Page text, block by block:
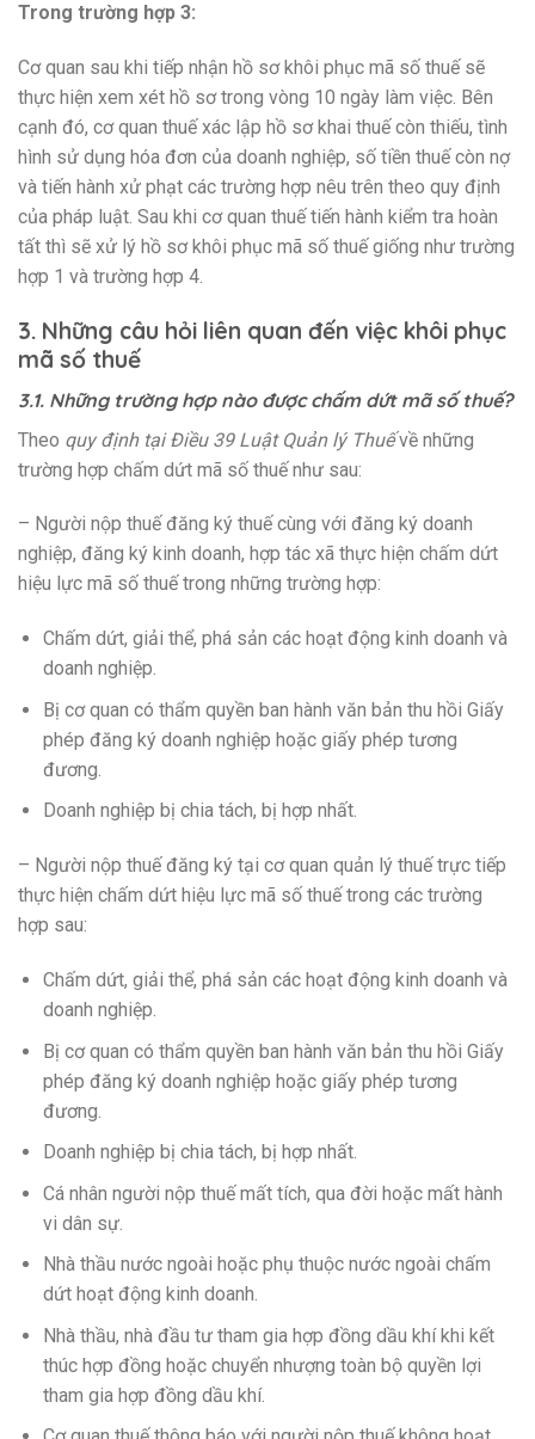
Trong trường hợp 3:
Cơ quan sau khi tiếp nhận hồ sơ khôi phục mã số thuế sẽ
thực hiện xem xét hồ sơ trong vòng 10 ngày làm việc. Bên
cạnh đó, cơ quan thuế xác lập hồ sơ khai thuế còn thiếu, tình
hình sử dụng hóa đơn của doanh nghiệp, số tiền thuế còn nợ
và tiến hành xử phạt các trường hợp nêu trên theo quy định
của pháp luật. Sau khi cơ quan thuế tiến hành kiểm tra hoàn
tất thì sẽ xử lý hồ sơ khôi phục mã số thuế giống như trường
hợp 1 và trường hợp 4.
3. Những câu hỏi liên quan đến việc khôi phục
mã số thuế
3.1. Những trường hợp nào được chấm dứt mã số thuế?
Theo quy định tại Điều 39 Luật Quản lý Thuếvề những
trường hợp chấm dứt mã số thuế như sau:
– Người nộp thuế đăng ký thuế cùng với đăng ký doanh
nghiệp, đăng ký kinh doanh, hợp tác xã thực hiện chấm dứt
hiệu lực mã số thuế trong những trường hợp:
Chấm dứt, giải thể, phá sản các hoạt động kinh doanh và
doanh nghiệp.
Bị cơ quan có thẩm quyền ban hành văn bản thu hồi Giấy
phép đăng ký doanh nghiệp hoặc giấy phép tương
đương.
Doanh nghiệp bị chia tách, bị hợp nhất.
– Người nộp thuế đăng ký tại cơ quan quản lý thuế trực tiếp
thực hiện chấm dứt hiệu lực mã số thuế trong các trường
hợp sau:
Chấm dứt, giải thể, phá sản các hoạt động kinh doanh và
doanh nghiệp.
Bị cơ quan có thẩm quyền ban hành văn bản thu hồi Giấy
phép đăng ký doanh nghiệp hoặc giấy phép tương
đương.
Doanh nghiệp bị chia tách, bị hợp nhất.
Cá nhân người nộp thuế mất tích, qua đời hoặc mất hành
vi dân sự.
Nhà thầu nước ngoài hoặc phụ thuộc nước ngoài chấm
dứt hoạt động kinh doanh.
Nhà thầu, nhà đầu tư tham gia hợp đồng dầu khí khi kết
thúc hợp đồng hoặc chuyển nhượng toàn bộ quyền lợi
tham gia hợp đồng dầu khí.